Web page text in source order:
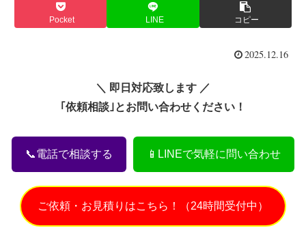
Pocket LINE コピー
2025.12.16
＼ 即日対応致します ／
｢依頼相談｣とお問い合わせください！
📞電話で相談する 📱LINEで気軽に問い合わせ
ご依頼・お見積りはこちら！（24時間受付中）